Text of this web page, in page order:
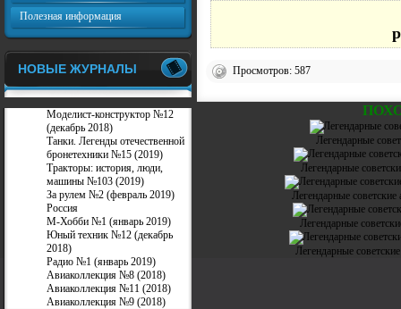
Просмотров: 587
Легендарные
Легендарные
Легендарные
Легендарные
Легендарные
Полезная информация
НОВЫЕ ЖУРНАЛЫ
Моделист-конструктор №12
(декабрь 2018)
Танки. Легенды отечественной
бронетехники №15 (2019)
Тракторы: история, люди,
машины №103 (2019)
За рулем №2 (февраль 2019)
Россия
М-Хобби №1 (январь 2019)
Юный техник №12 (декабрь
2018)
Радио №1 (январь 2019)
Авиаколлекция №8 (2018)
Авиаколлекция №11 (2018)
Авиаколлекция №9 (2018)